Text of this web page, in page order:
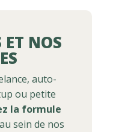
ET NOS
auto-
ou petite
la formule
au sein de nos